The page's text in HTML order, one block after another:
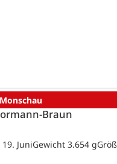
Braun
JuniGewicht 3.654